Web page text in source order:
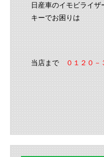
日産車のイモビライザ
キーでお困りは
当店まで ０１２０－